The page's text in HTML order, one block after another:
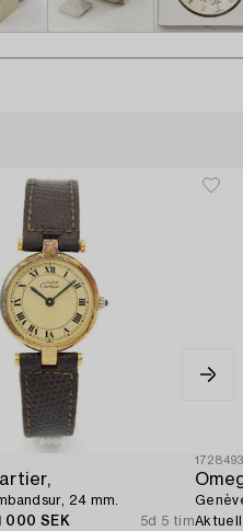
24 mm.
000 SEK
5d 5 tim